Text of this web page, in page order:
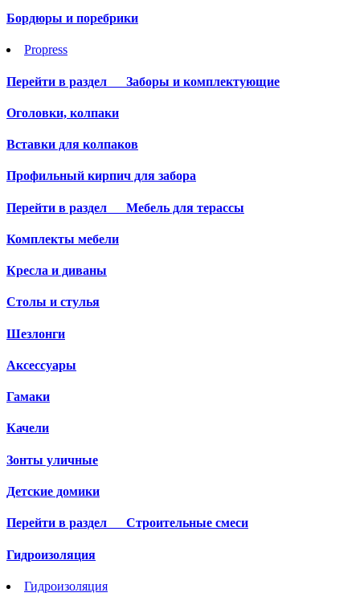
Бордюры и поребрики
Propress
Перейти в раздел Заборы и комплектующие
Оголовки, колпаки
Вставки для колпаков
Профильный кирпич для забора
Перейти в раздел Мебель для терассы
Комплекты мебели
Кресла и диваны
Столы и стулья
Шезлонги
Аксессуары
Гамаки
Качели
Зонты уличные
Детские домики
Перейти в раздел Строительные смеси
Гидроизоляция
Гидроизоляция